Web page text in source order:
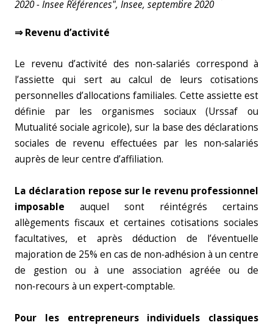
2020 - Insee Références", Insee, septembre 2020
⇒ Revenu d’activité
Le revenu d’activité des non-salariés correspond à
l’assiette qui sert au calcul de leurs cotisations
personnelles d’allocations familiales. Cette assiette est
définie par les organismes sociaux (Urssaf ou
Mutualité sociale agricole), sur la base des déclarations
sociales de revenu effectuées par les non‑salariés
auprès de leur centre d’affiliation.
La déclaration repose sur le revenu professionnel
imposable auquel sont réintégrés certains
allègements fiscaux et certaines cotisations sociales
facultatives, et après déduction de l’éventuelle
majoration de 25% en cas de non‑adhésion à un centre
de gestion ou à une association agréée ou de
non‑recours à un expert‑comptable.
Pour les entrepreneurs individuels classiques